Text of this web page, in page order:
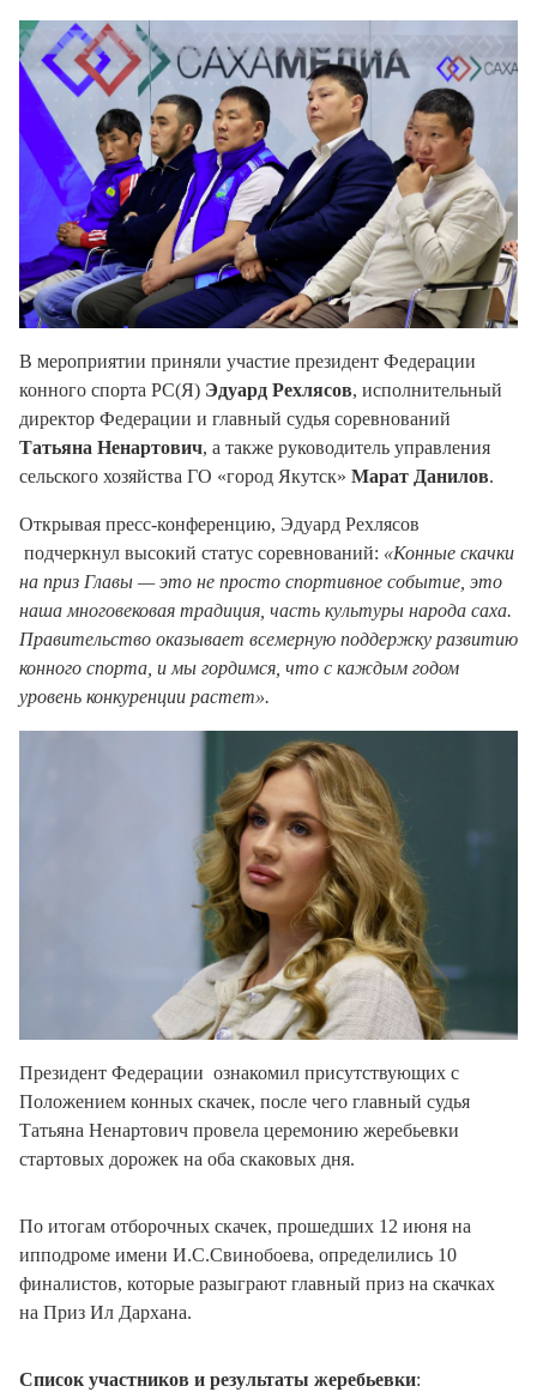
В мероприятии приняли участие президент Федерации
конного спорта РС(Я) Эдуард Рехлясов, исполнительный
директор Федерации и главный судья соревнований
Татьяна Ненартович, а также руководитель управления
сельского хозяйства ГО «город Якутск» Марат Данилов.
Открывая пресс-конференцию, Эдуард Рехлясов
подчеркнул высокий статус соревнований: «Конные скачки
на приз Главы — это не просто спортивное событие, это
наша многовековая традиция, часть культуры народа саха.
Правительство оказывает всемерную поддержку развитию
конного спорта, и мы гордимся, что с каждым годом
уровень конкуренции растет».
Президент Федерации ознакомил присутствующих с
Положением конных скачек, после чего главный судья
Татьяна Ненартович провела церемонию жеребьевки
стартовых дорожек на оба скаковых дня.
По итогам отборочных скачек, прошедших 12 июня на
ипподроме имени И.С.Свинобоева, определились 10
финалистов, которые разыграют главный приз на скачках
на Приз Ил Дархана.
Список участников и результаты жеребьевки: